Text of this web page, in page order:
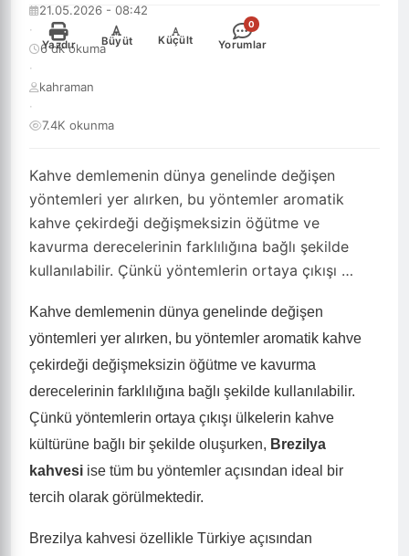
Kahve demlemenin dünya genelinde değişen
yöntemleri yer alırken, bu yöntemler aromatik
kahve çekirdeği değişmeksizin öğütme ve
kavurma derecelerinin farklılığına bağlı şekilde
kullanılabilir. Çünkü yöntemlerin ortaya çıkışı …
21.05.2026 - 08:42
·
6 dk okuma
·
kahraman
·
7.4K okunma
Yazdır
+
Büyüt
-
Küçült
0
Yorumlar
Kahve demlemenin dünya genelinde değişen
yöntemleri yer alırken, bu yöntemler aromatik kahve
çekirdeği değişmeksizin öğütme ve kavurma
derecelerinin farklılığına bağlı şekilde kullanılabilir.
Çünkü yöntemlerin ortaya çıkışı ülkelerin kahve
kültürüne bağlı bir şekilde oluşurken, Brezilya
kahvesi ise tüm bu yöntemler açısından ideal bir
tercih olarak görülmektedir.
Brezilya kahvesi özellikle Türkiye açısından